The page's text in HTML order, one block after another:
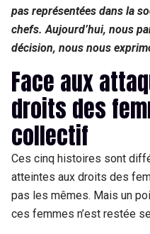
pas représentées dans la
chefs. Aujourd’hui, nous
décision, nous nous
Face aux
droits des
collectif
Ces cinq histoires sont
atteintes aux droits des
pas les mêmes. Mais un
ces femmes n’est restée